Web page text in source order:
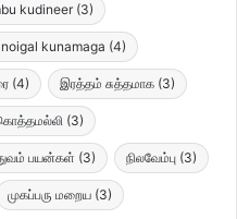
kudineer (3)
kunamaga (4)
(4) இரத்தம் சுத்தமாக (3)
(3)
பயன்கள் (3) நிலவேம்பு (3)
முகப்பரு மறைய (3)